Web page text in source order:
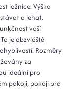
ložnice. Výška
a lehat.
vaší
je obzvláště
Rozměry
za
ideální pro
pokoji, pokoji pro